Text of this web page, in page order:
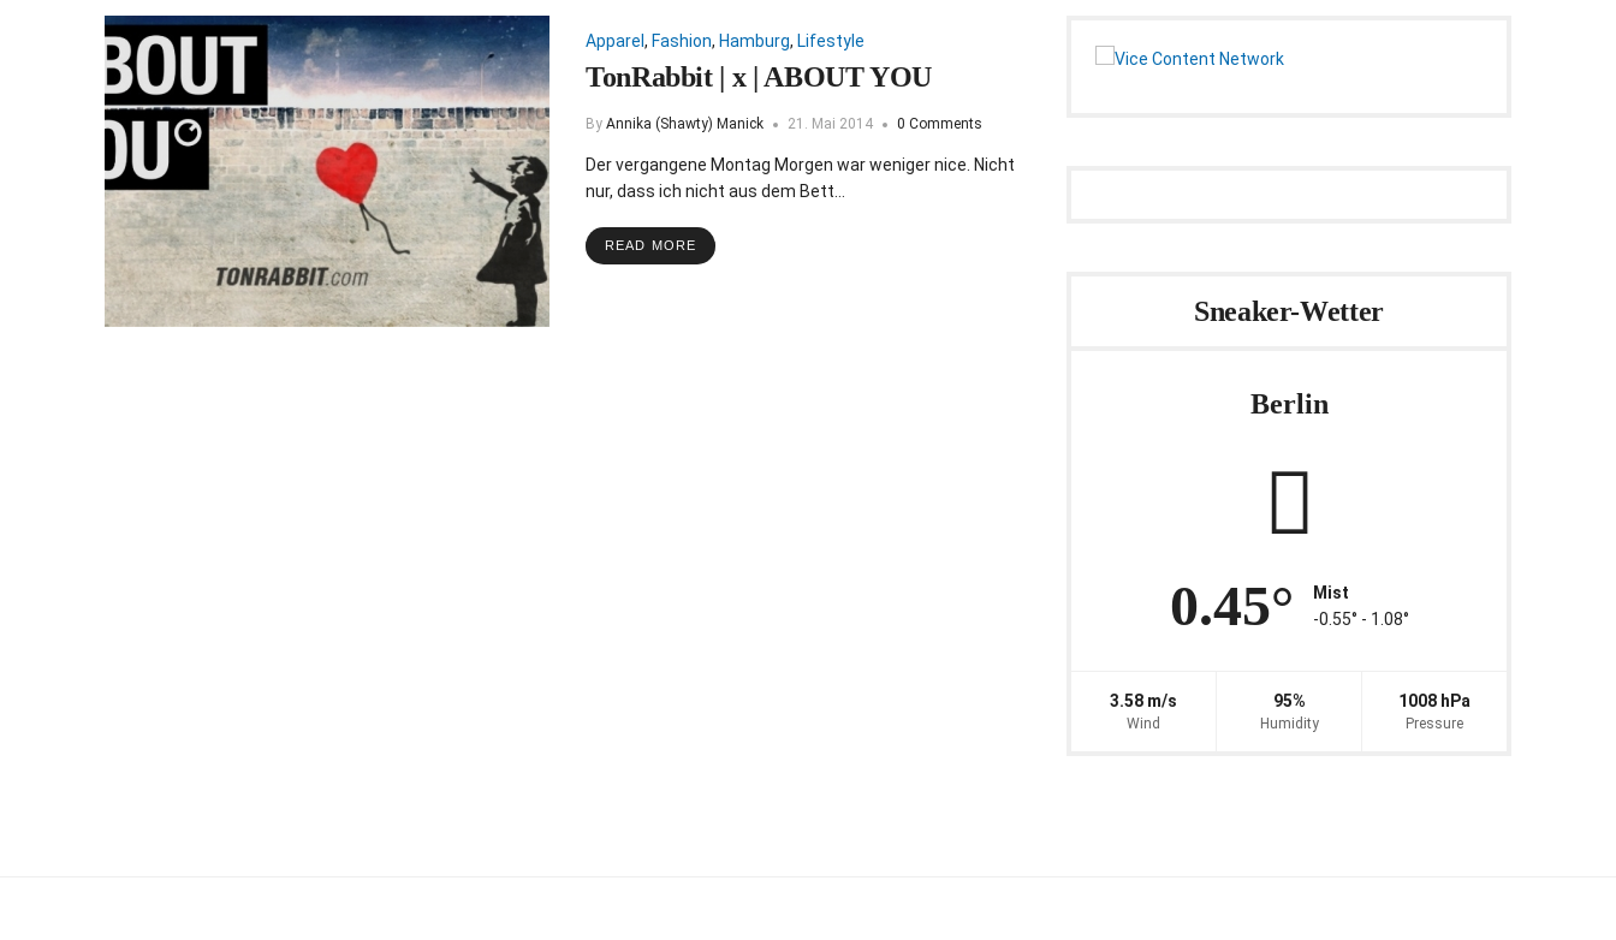
Apparel , Fashion, Hamburg, Lifestyle
TonRabbit | x | ABOUT YOU
By Annika (Shawty) Manick 21. Mai 2014 0 Comments
Der vergangene Montag Morgen war weniger nice. Nicht
nur, dass ich nicht aus dem Bett…
READ MORE
Sneaker-Wetter
Berlin
0.45°
Mist
-0.55° ‐ 1.08°
3.58 m/s
Wind
95%
Humidity
1008 hPa
Pressure